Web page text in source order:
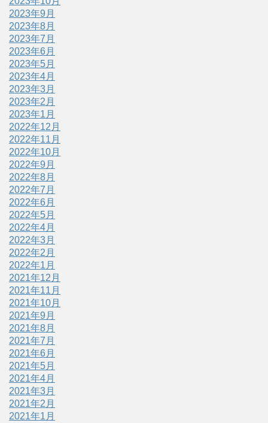
2023年9月
2023年8月
2023年7月
2023年6月
2023年5月
2023年4月
2023年3月
2023年2月
2023年1月
2022年12月
2022年11月
2022年10月
2022年9月
2022年8月
2022年7月
2022年6月
2022年5月
2022年4月
2022年3月
2022年2月
2022年1月
2021年12月
2021年11月
2021年10月
2021年9月
2021年8月
2021年7月
2021年6月
2021年5月
2021年4月
2021年3月
2021年2月
2021年1月